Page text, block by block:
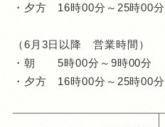
・夕方 16時00分～25時00分
（6月3日以降 営業時間）
・朝 5時00分～9時00分
・夕方 16時00分～25時00分